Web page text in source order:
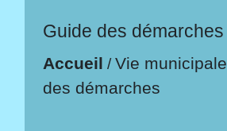
Guide des démarches
Accueil /Vie municipale
des démarches